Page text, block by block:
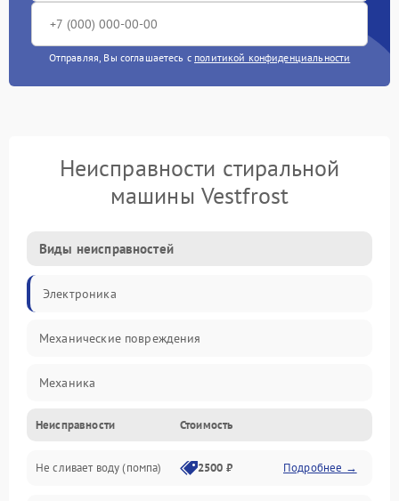
Отправляя, Вы соглашаетесь с политикой конфиденциальности
Неисправности стиральной
машины Vestfrost
Виды неисправностей
Электроника
Механические повреждения
Механика
Электропитание
Водоснабжение
Неисправности Стоимость
Не сливает воду (помпа) 2500 ₽ Подробнее →